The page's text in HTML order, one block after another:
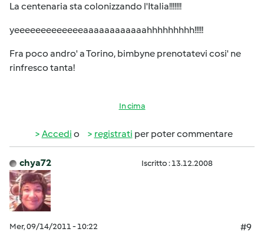
La centenaria sta colonizzando l'Italia!!!!!!!
yeeeeeeeeeeeeeaaaaaaaaaaaahhhhhhhhh!!!!!
Fra poco andro' a Torino, bimbyne prenotatevi cosi' ne
rinfresco tanta!
In cima
Accedi o registrati per poter commentare
chya72 Iscritto : 13.12.2008
Mer, 09/14/2011 - 10:22
#9